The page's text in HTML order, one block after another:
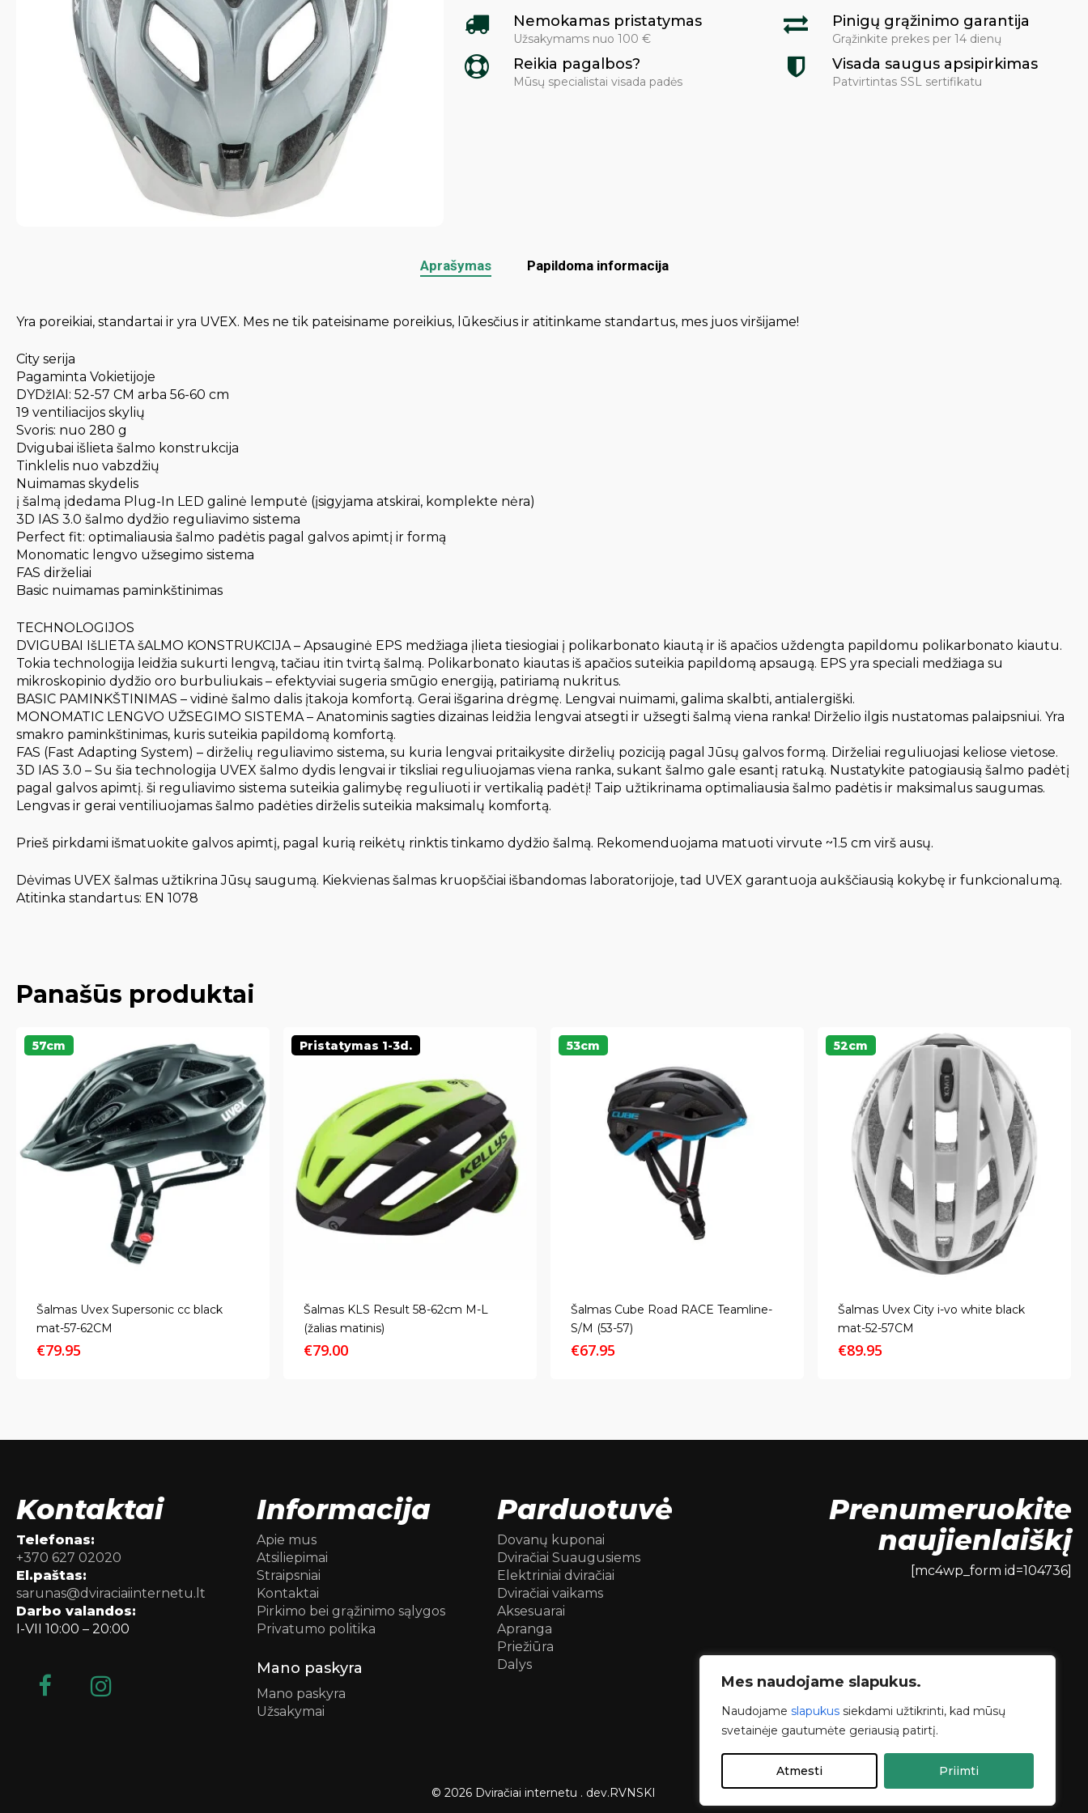
Mes naudojame slapukus.
Naudojame slapukus siekdami užtikrinti, kad mūsų
svetainėje gautumėte geriausią patirtį.
Atmesti Priimti
Nemokamas pristatymas
Užsakymams nuo 100 €
Pinigų grąžinimo garantija
Grąžinkite prekes per 14 dienų
Reikia pagalbos?
Mūsų specialistai visada padės
Visada saugus apsipirkimas
Patvirtintas SSL sertifikatu
Aprašymas Papildoma informacija
Yra poreikiai, standartai ir yra UVEX. Mes ne tik pateisiname poreikius, lūkesčius ir atitinkame standartus, mes juos viršijame!
City serija
Pagaminta Vokietijoje
DYDžIAI: 52-57 CM arba 56-60 cm
19 ventiliacijos skylių
Svoris: nuo 280 g
Dvigubai išlieta šalmo konstrukcija
Tinklelis nuo vabzdžių
Nuimamas skydelis
į šalmą įdedama Plug-In LED galinė lemputė (įsigyjama atskirai, komplekte nėra)
3D IAS 3.0 šalmo dydžio reguliavimo sistema
Perfect fit: optimaliausia šalmo padėtis pagal galvos apimtį ir formą
Monomatic lengvo užsegimo sistema
FAS dirželiai
Basic nuimamas paminkštinimas
TECHNOLOGIJOS
DVIGUBAI IšLIETA šALMO KONSTRUKCIJA – Apsauginė EPS medžiaga įlieta tiesiogiai į polikarbonato kiautą ir iš apačios uždengta papildomu polikarbonato kiautu.
Tokia technologija leidžia sukurti lengvą, tačiau itin tvirtą šalmą. Polikarbonato kiautas iš apačios suteikia papildomą apsaugą. EPS yra speciali medžiaga su
mikroskopinio dydžio oro burbuliukais – efektyviai sugeria smūgio energiją, patiriamą nukritus.
BASIC PAMINKŠTINIMAS – vidinė šalmo dalis įtakoja komfortą. Gerai išgarina drėgmę. Lengvai nuimami, galima skalbti, antialergiški.
MONOMATIC LENGVO UŽSEGIMO SISTEMA – Anatominis sagties dizainas leidžia lengvai atsegti ir užsegti šalmą viena ranka! Dirželio ilgis nustatomas palaipsniui. Yra
smakro paminkštinimas, kuris suteikia papildomą komfortą.
FAS (Fast Adapting System) – dirželių reguliavimo sistema, su kuria lengvai pritaikysite dirželių poziciją pagal Jūsų galvos formą. Dirželiai reguliuojasi keliose vietose.
3D IAS 3.0 – Su šia technologija UVEX šalmo dydis lengvai ir tiksliai reguliuojamas viena ranka, sukant šalmo gale esantį ratuką. Nustatykite patogiausią šalmo padėtį
pagal galvos apimtį. ši reguliavimo sistema suteikia galimybę reguliuoti ir vertikalią padėtį! Taip užtikrinama optimaliausia šalmo padėtis ir maksimalus saugumas.
Lengvas ir gerai ventiliuojamas šalmo padėties dirželis suteikia maksimalų komfortą.
Prieš pirkdami išmatuokite galvos apimtį, pagal kurią reikėtų rinktis tinkamo dydžio šalmą. Rekomenduojama matuoti virvute ~1.5 cm virš ausų.
Dėvimas UVEX šalmas užtikrina Jūsų saugumą. Kiekvienas šalmas kruopščiai išbandomas laboratorijoje, tad UVEX garantuoja aukščiausią kokybę ir funkcionalumą.
Atitinka standartus: EN 1078
Panašūs produktai
Šalmas Uvex Supersonic cc black
mat-57-62CM
€79.95
57cm
Šalmas KLS Result 58-62cm M-L
(žalias matinis)
€79.00
Pristatymas 1-3d.
Šalmas Cube Road RACE Teamline-
S/M (53-57)
€67.95
53cm
Šalmas Uvex City i-vo white black
mat-52-57CM
€89.95
52cm
Kontaktai
Telefonas:
+370 627 02020
El.paštas:
sarunas@dviraciaiinternetu.lt
Darbo valandos:
I-VII 10:00 – 20:00
Informacija
Apie mus
Atsiliepimai
Straipsniai
Kontaktai
Pirkimo bei grąžinimo sąlygos
Privatumo politika
Mano paskyra
Mano paskyra
Užsakymai
Parduotuvė
Dovanų kuponai
Dviračiai Suaugusiems
Elektriniai dviračiai
Dviračiai vaikams
Aksesuarai
Apranga
Priežiūra
Dalys
Prenumeruokite
naujienlaiškį
[mc4wp_form id=104736]
© 2026 Dviračiai internetu . dev.RVNSKI